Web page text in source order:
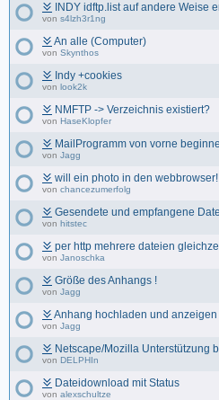
INDY idftp.list auf andere Weise
von s4lzh3r1ng
An alle (Computer)
von Skynthos
Indy +cookies
von look2k
NMFTP -> Verzeichnis existiert?
von HaseKlopfer
MailProgramm von vorne
von Jagg
will ein photo in den webbrowser!
von chancezumerfolg
Gesendete und empfangene
von hitstec
per http mehrere dateien
von Janoschka
Größe des Anhangs !
von Jagg
Anhang hochladen und anzeigen
von Jagg
Netscape/Mozilla Unterstützung
von DELPHIn
Dateidownload mit Status
von alexschultze